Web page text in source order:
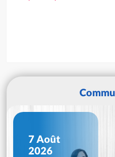
7 Août
2026